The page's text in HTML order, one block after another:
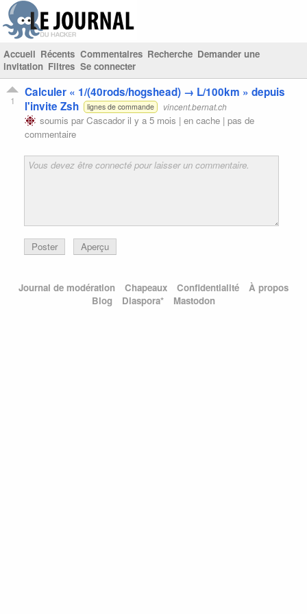
Accueil Récents Commentaires Recherche Demander une
invitation Filtres Se connecter
1
Calculer « 1/(40rods/​hogshead) → L/100km » depuis
l'invite Zsh
lignes de commande vincent.bernat.ch
soumis parCascadoril y a 5 mois | en cache | pas de
commentaire
Poster Aperçu
Journal de modération Chapeaux Confidentialité
À propos
Blog
Diaspora* Mastodon